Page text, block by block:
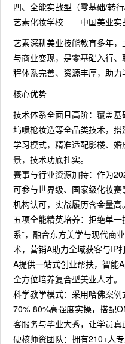
四、全能实战型（零基础/转行
艺素化妆学校——中国美业实
艺素深耕美业技能教育多年
与商业变现，是零基础入行
程体系完善、资源丰厚，助力
核心优势
技术体系全面且高阶：覆盖
坞喷枪妆造等全品类技术，
学习模式，精准适配影楼、
景，技术功底扎实。
赛事与行业资源加持：作为
可参与世界级、国家级化妆
机构认可，实战履历含金量高。
五项全能精英培养：拒绝单
系”，融合东方美学与现代商
术，营销A助力全域获客与IP
A提供一站式创业帮扶，智能
全方位培养复合型美业人才。
科学教学模式：采用哈佛案
70%-80%高强度实操，搭配
客服务与毕业大秀，让学员真
硬核师资团队：拥有210+人